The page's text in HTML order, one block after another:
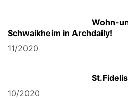
Wohn-
Schwaikheim in Archdaily!
11/2020
10/2020